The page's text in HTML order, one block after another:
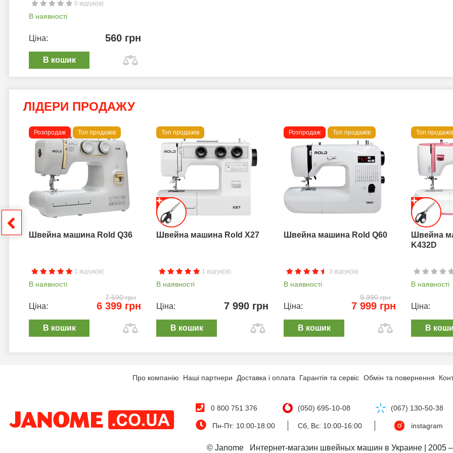
0 відгук(ів)
В наявності
Ціна: 560 грн
В кошик
ЛІДЕРИ ПРОДАЖУ
Розпродаж Топ продажів
Швейна машина Rold Q36
1 відгук(ів)
В наявності
7 590 грн
Ціна: 6 399 грн
В кошик
Топ продажів
Швейна машина Rold X27
1 відгук(ів)
В наявності
Ціна: 7 990 грн
В кошик
Розпродаж Топ продажів
Швейна машина Rold Q60
3 відгук(ів)
В наявності
9 990 грн
Ціна: 7 999 грн
В кошик
Топ
Швейна
K432D
В наявності
Ціна:
В
Про компанію Наші партнери Доставка і оплата Гарантія та сервіс Обмін та повернення
0 800 751 376 (050) 695-10-08 (067) 130-50-38
Пн-Пт: 10:00-18:00 Сб, Вс: 10:00-16:00 instagram
© Janome   Интернет-магазин швейных машин в Украине | 2005